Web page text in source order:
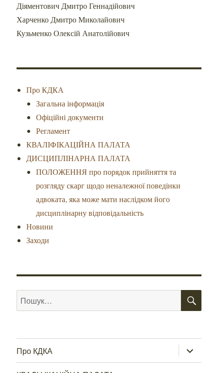
Діяментович Дмитро Геннадійович
Харченко Дмитро Миколайович
Кузьменко Олексій Анатолійович
Про КДКА
Загальна інформація
Офіційні документи
Регламент
КВАЛІФІКАЦІЙНА ПАЛАТА
ДИСЦИПЛІНАРНА ПАЛАТА
ПОЛОЖЕННЯ про порядок прийняття та
розгляду скарг щодо неналежної поведінки
адвоката, яка може мати наслідком його
дисциплінарну відповідальність
Новини
Заходи
Пошук
за
Про КДКА
підменю